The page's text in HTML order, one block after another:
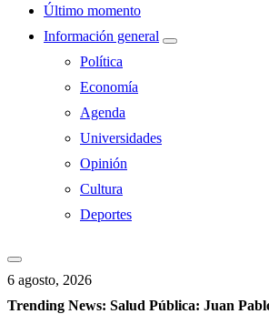
Último momento
Información general
Política
Economía
Agenda
Universidades
Opinión
Cultura
Deportes
6 agosto, 2026
Trending News: Salud Pública: Juan